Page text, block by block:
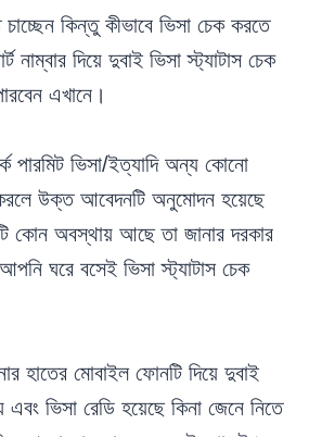
কিন্তু কীভাবে ভিসা চেক করতে
নাম্বার দিয়ে দুবাই ভিসা স্ট্যাটাস চেক
এখানে।
পারমিট ভিসা/ইত্যাদি অন্য কোনো
উক্ত আবেদনটি অনুমোদন হয়েছে
কোন অবস্থায় আছে তা জানার দরকার
ঘরে বসেই ভিসা স্ট্যাটাস চেক
হাতের মোবাইল ফোনটি দিয়ে দুবাই
এবং ভিসা রেডি হয়েছে কিনা জেনে নিতে